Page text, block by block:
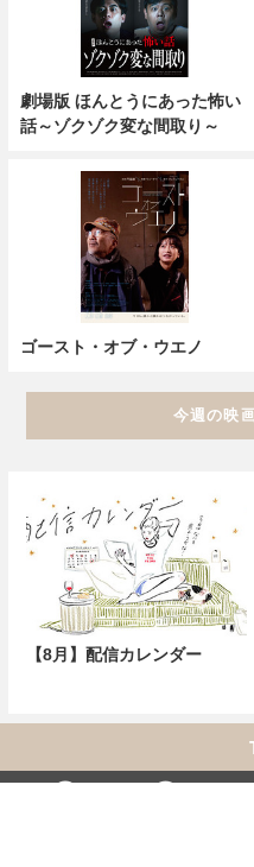
劇場版 ほんとうにあった怖い
話～ゾクゾク変な間取り～
ゴースト・オブ・ウエノ
今週の映
【8月】配信カレンダー